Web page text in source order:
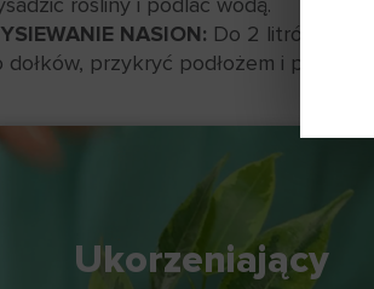
NASION: Do 2 litrów
dołków, przykryć podłożem i podlać
Ukorzeniający